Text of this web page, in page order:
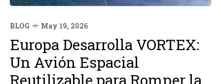
BLOG May 19, 2026
Europa Desarrolla VORTEX:
Un Avión Espacial
Reutilizable para Romper la